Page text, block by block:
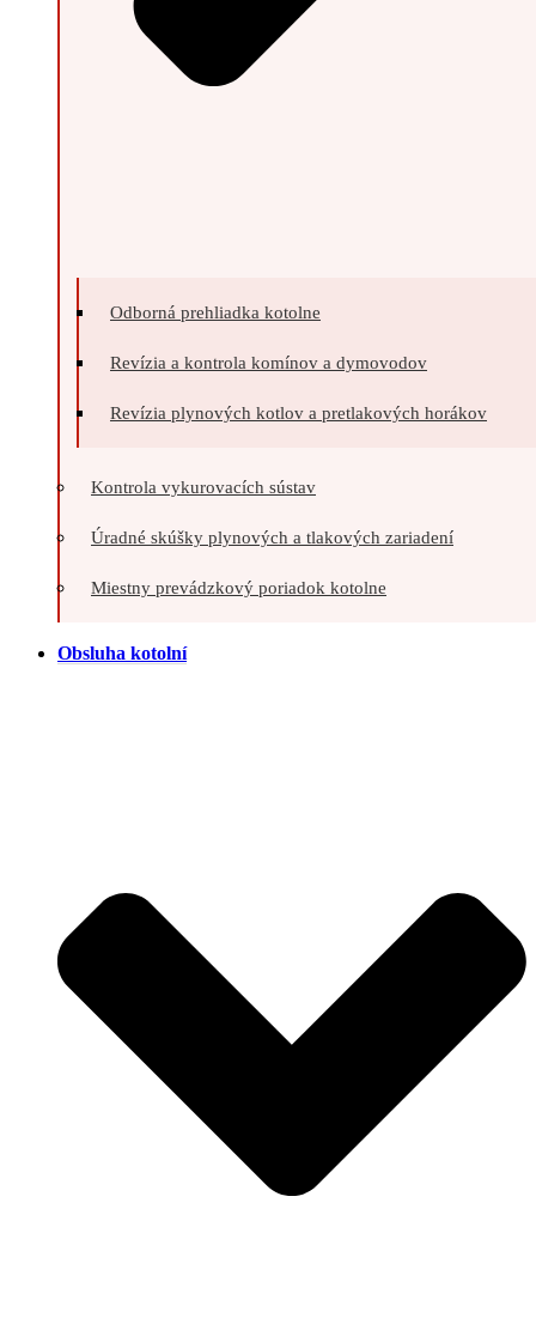
Odborná prehliadka kotolne
Revízia a kontrola komínov a dymovodov
Revízia plynových kotlov a pretlakových horákov
Kontrola vykurovacích sústav
Úradné skúšky plynových a tlakových zariadení
Miestny prevádzkový poriadok kotolne
Obsluha kotolní